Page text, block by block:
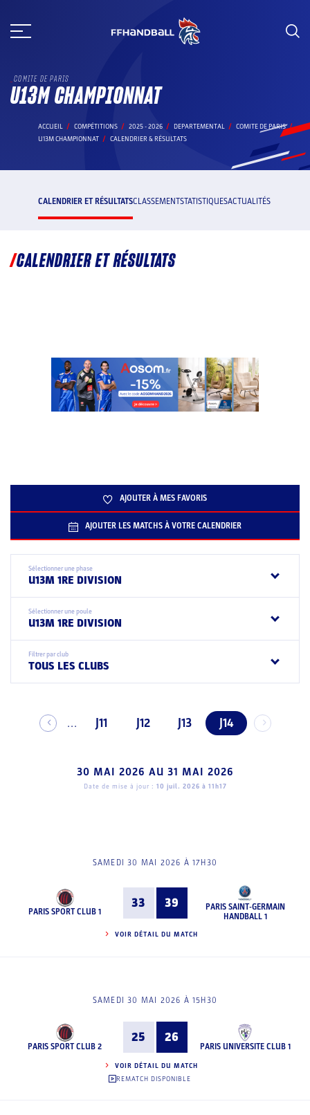
au
COMITE DE PARIS
U13M CHAMPIONNAT
ACCUEIL COMPÉTITIONS 2025 - 2026 DEPARTEMENTAL
COMITE DE PARIS
U13M CHAMPIONNAT
CALENDRIER & RÉSULTATS
CALENDRIER ET RÉSULTATSCLASSEMENTSTATISTIQUESACTUALITÉS
CALENDRIER ET RÉSULTATS
AJOUTER À MES FAVORIS
AJOUTER LES MATCHS À VOTRE CALENDRIER
Sélectionner une phase
U13M 1RE DIVISION
Sélectionner une poule
U13M 1RE DIVISION
Filtrer par club
TOUS LES CLUBS
... J11 J12 J13 J14
30 MAI 2026 AU 31 MAI 2026
Date de mise à jour : 10 juil. 2026 à 11h17
SAMEDI 30 MAI 2026 À 17H30
PARIS SPORT CLUB 1
33 39
PARIS SAINT-GERMAIN
HANDBALL 1
VOIR DÉTAIL DU MATCH
SAMEDI 30 MAI 2026 À 15H30
PARIS SPORT CLUB 2
25 26
PARIS UNIVERSITE CLUB 1
VOIR DÉTAIL DU MATCH
REMATCH DISPONIBLE